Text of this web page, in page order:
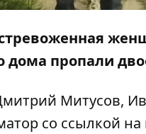
дома пропали
Митусов,
со ссылкой на